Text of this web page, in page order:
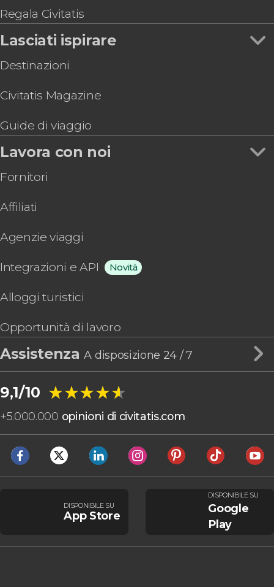
Accesso alla terrazza
Biglietti per il Museo delle Illusioni di Barcellona
Regala Civitatis
Lasciati ispirare
Destinazioni
Civitatis Magazine
Guide di viaggio
Lavora con noi
Fornitori
Affiliati
Agenzie viaggi
Integrazioni e API Novità
Alloggi turistici
Opportunità di lavoro
AssistenzaA disposizione 24 / 7
9,1/10 ★★★★★
★★★★★
+5.000.000 opinioni di civitatis.com
DISPONIBILE SU
App Store
DISPONIBILE SU
Google
Play